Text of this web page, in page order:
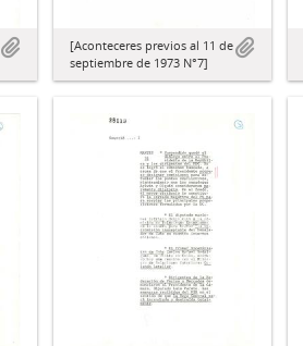
[Aconteceres previos al 11 de
septiembre de 1973 N°7]